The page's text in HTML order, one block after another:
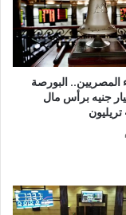
البورصة
18 مليار جنيه برأس مال